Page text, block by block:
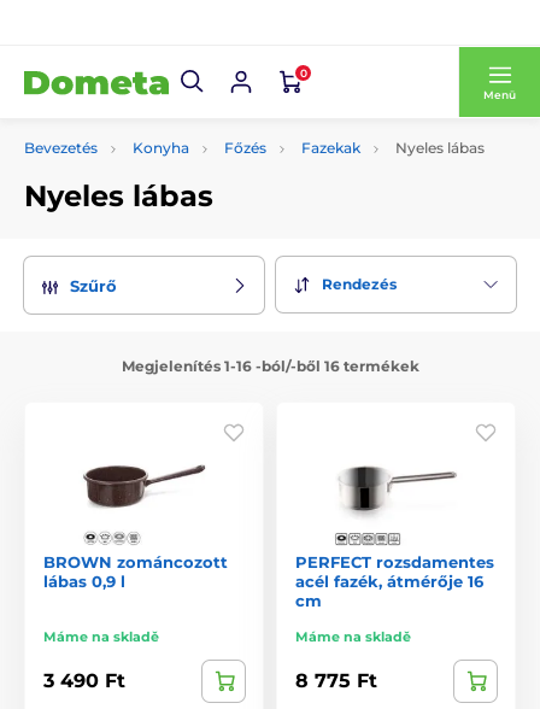
0
Menü
Bevezetés Konyha Főzés Fazekak Nyeles lábas
Nyeles lábas
Szűrő Rendezés
Megjelenítés 1-16 -ból/-ből 16 termékek
BROWN zománcozott
lábas 0,9 l
Máme na skladě
3 490 Ft
PERFECT rozsdamentes
acél fazék, átmérője 16
cm
Máme na skladě
8 775 Ft